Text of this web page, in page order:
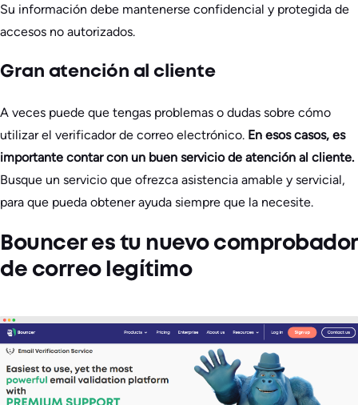
Su información debe mantenerse confidencial y protegida de
accesos no autorizados.
Gran atención al cliente
A veces puede que tengas problemas o dudas sobre cómo
utilizar el verificador de correo electrónico. En esos casos, es
importante contar con un buen servicio de atención al cliente.
Busque un servicio que ofrezca asistencia amable y servicial,
para que pueda obtener ayuda siempre que la necesite.
Bouncer es tu nuevo comprobador
de correo legítimo